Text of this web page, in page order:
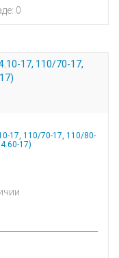
0
17, 110/70-17, 110/80-
17)